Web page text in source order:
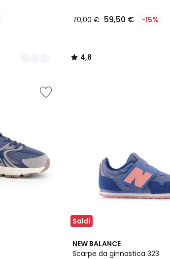
70,00 € 59,50 € -15%
4,8
/
Saldi
NEW BALANCE
Scarpe da ginnastica 323
5
/